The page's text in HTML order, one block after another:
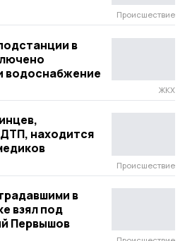
Происшествие
в
водоснабжение
ЖКХ
находится
Происшествие
в
взял под
Первышов